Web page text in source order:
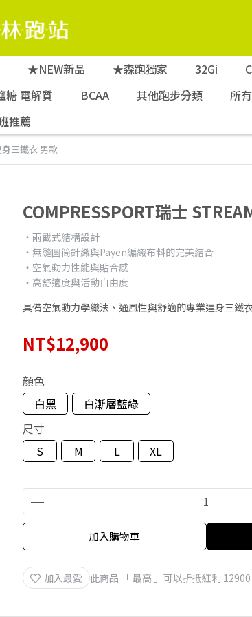
★NEW新品 ★森跑獨家 32Gi
糖 電解質 BCAA 其他跑步分類 所
推薦
身三鐵衣 男款
COMPRESSPORT瑞士
・兩截式結構設計
・無縫圓筒針織與Payen編織布料的完美結合
・空氣動力性能與貼合感
・高舒適度與活動自由度
具備空氣動力學織法、通風性與舒適的專業連身三鐵
NT$12,900
顏色
白黑
白漸層藍綠
尺寸
S
M L XL
加入購物車
加入最愛 此商品 「 最高 」可以折抵紅利 12900